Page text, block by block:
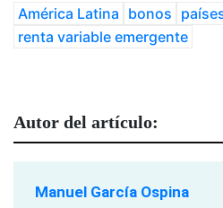
América Latina bonos
renta variable emergente
Autor del artículo:
Manuel García Ospina